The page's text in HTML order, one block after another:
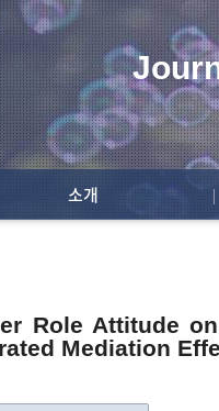
소개
Role Attitude
Mediation